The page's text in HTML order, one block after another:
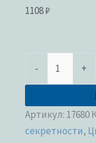
1108₽
- +
Артикул: 17680
секретности,